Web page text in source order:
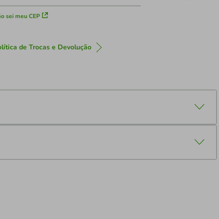
sei meu CEP
de Trocas e Devolução